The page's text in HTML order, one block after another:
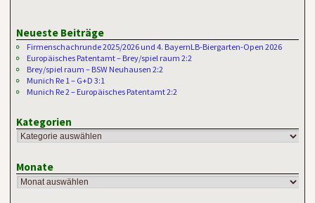
Neueste Beiträge
Firmenschachrunde 2025/2026 und 4. BayernLB-Biergarten-Open 2026
Europäisches Patentamt – Brey/spiel raum 2:2
Brey/spiel raum – BSW Neuhausen 2:2
Munich Re 1 – G+D 3:1
Munich Re 2 – Europäisches Patentamt 2:2
Kategorien
Monate